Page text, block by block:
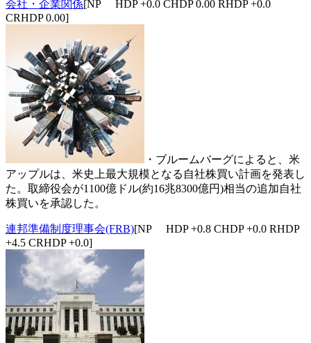
会社・企業関係[NP HDP +0.0 CHDP 0.00 RHDP +0.0
CRHDP 0.00]
・ブルームバーグによると、米
アップルは、米史上最大規模となる自社株買い計画を発表し
た。取締役会が1100億ドル(約16兆8300億円)相当の追加自社
株買いを承認した。
連邦準備制度理事会(FRB)[NP HDP +0.8 CHDP +0.0 RHDP
+4.5 CRHDP +0.0]